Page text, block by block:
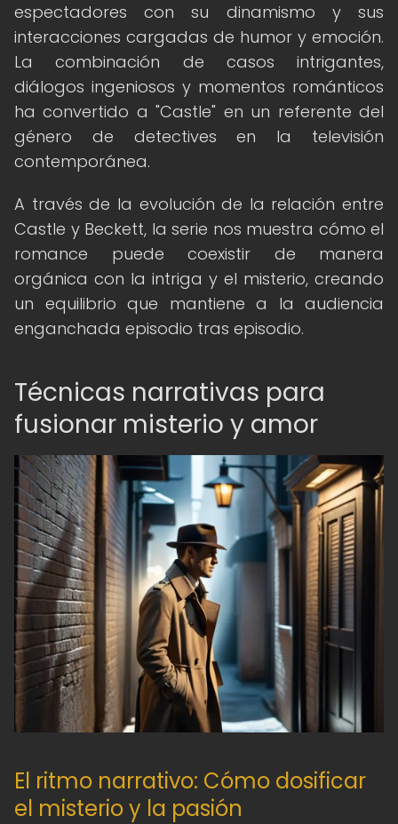
espectadores con su dinamismo y sus
interacciones cargadas de humor y emoción.
La combinación de casos intrigantes,
diálogos ingeniosos y momentos románticos
ha convertido a "Castle" en un referente del
género de detectives en la televisión
contemporánea.
A través de la evolución de la relación entre
Castle y Beckett, la serie nos muestra cómo el
romance puede coexistir de manera
orgánica con la intriga y el misterio, creando
un equilibrio que mantiene a la audiencia
enganchada episodio tras episodio.
Técnicas narrativas para
fusionar misterio y amor
El ritmo narrativo: Cómo dosificar
el misterio y la pasión